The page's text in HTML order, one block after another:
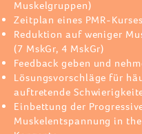
Muskelgruppen)
Zeitplan eines PMR-Kurses
Reduktion auf weniger
(7 MskGr, 4 MskGr)
Feedback geben und
Lösungsvorschläge für
auftretende
Einbettung der
Muskelentspannung in